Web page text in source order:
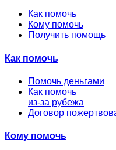
Как помочь
Кому помочь
Получить помощь
Как помочь
Помочь деньгами
Как помочь
из-за рубежа
Договор
Кому помочь